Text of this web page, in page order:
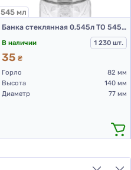
545 мл
Банка стеклянная 0,545л ТО 545 А (банки стеклянные 545 мл)
В наличии
1 230 шт.
35 ₴
Горло
82 мм
Высота
140 мм
Диаметр
77 мм